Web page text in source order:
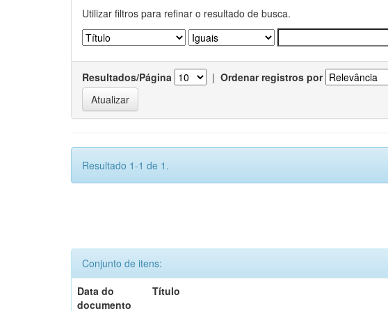
Utilizar filtros para refinar o resultado de busca.
Resultados/Página | Ordenar registros por
Resultado 1-1 de 1.
Conjunto de itens:
Data do
documento
Título